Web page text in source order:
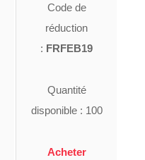
Code de
réduction
: FRFEB19
Quantité
disponible : 100
Acheter